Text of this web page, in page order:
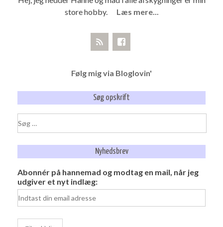
store hobby. Læs mere...
Følg mig via Bloglovin'
Søg opskrift
efter:
Nyhedsbrev
Abonnér på hannemad og modtag en mail, når jeg
udgiver et nyt indlæg: